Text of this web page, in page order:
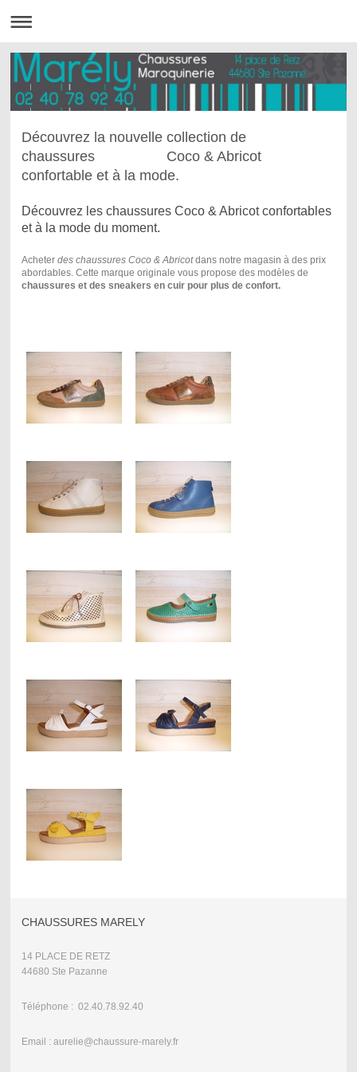
Découvrez la nouvelle collection de
chaussures Coco & Abricot
confortable et à la mode.
Découvrez les chaussures Coco & Abricot confortables
et à la mode du moment.
Acheter des chaussures Coco & Abricotdans notre magasin à des prix
abordables. Cette marque originale vous propose des modèles de
chaussures et des sneakers en cuir pour plus de confort.
CHAUSSURES MARELY
14 PLACE DE RETZ
44680 Ste Pazanne
Téléphone : 02.40.78.92.40
Email : aurelie@chaussure-marely.fr